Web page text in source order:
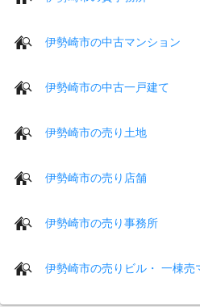
伊勢崎市の中古マンション
伊勢崎市の中古一戸建て
伊勢崎市の売り土地
伊勢崎市の売り店舗
伊勢崎市の売り事務所
伊勢崎市の売りビル・ 一棟売